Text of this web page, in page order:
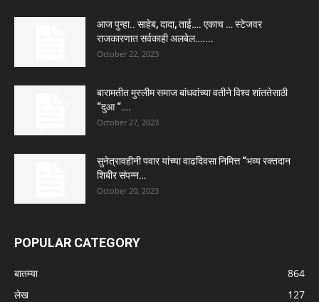
आज पुन्हा.. साहेब, दादा, ताई…. एकाच … स्टेजवर
राजकारणात सर्वकाही अलबेल…....
October 22, 2023
बारामतीत मुस्लीम समाज बांधवांच्या वतीने विश्व शांततेसाठी
“दुआ “….
October 27, 2023
सुनेत्रावहीनी पवार यांच्या वाढदिवसा निमित्त “भव्य रक्तदान
शिबीर संपन्न…
October 20, 2023
POPULAR CATEGORY
बातम्या
864
लेख
127